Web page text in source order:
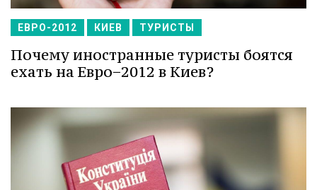
ЕВРО-2012 КИЕВ ТУРИСТЫ
Почему иностранные туристы боятся
ехать на Евро−2012 в Киев?